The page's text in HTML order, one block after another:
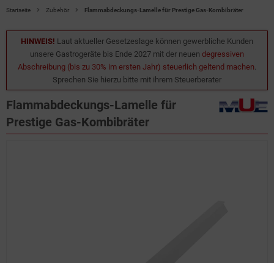
Startseite Zubehör Flammabdeckungs-Lamelle für Prestige Gas-Kombibräter
HINWEIS! Laut aktueller Gesetzeslage können gewerbliche Kunden
unsere Gastrogeräte bis Ende 2027 mit der neuen degressiven
Abschreibung (bis zu 30% im ersten Jahr) steuerlich geltend machen.
Sprechen Sie hierzu bitte mit ihrem Steuerberater
Flammabdeckungs-Lamelle für
Prestige Gas-Kombibräter